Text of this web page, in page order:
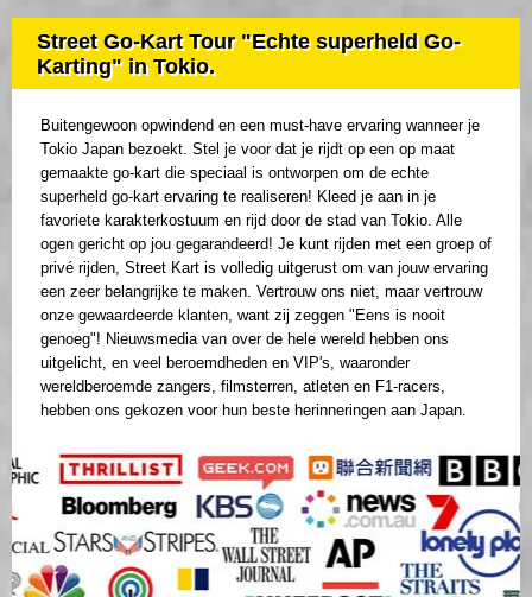
Street Go-Kart Tour "Echte superheld Go-
Karting" in Tokio.
Buitengewoon opwindend en een must-have ervaring wanneer je
Tokio Japan bezoekt. Stel je voor dat je rijdt op een op maat
gemaakte go-kart die speciaal is ontworpen om de echte
superheld go-kart ervaring te realiseren! Kleed je aan in je
favoriete karakterkostuum en rijd door de stad van Tokio. Alle
ogen gericht op jou gegarandeerd! Je kunt rijden met een groep of
privé rijden, Street Kart is volledig uitgerust om van jouw ervaring
een zeer belangrijke te maken. Vertrouw ons niet, maar vertrouw
onze gewaardeerde klanten, want zij zeggen "Eens is nooit
genoeg"! Nieuwsmedia van over de hele wereld hebben ons
uitgelicht, en veel beroemdheden en VIP's, waaronder
wereldberoemde zangers, filmsterren, atleten en F1-racers,
hebben ons gekozen voor hun beste herinneringen aan Japan.